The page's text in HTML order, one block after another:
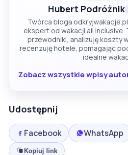
Hubert Podróżnik
Twórca bloga
ekspert od wakacji all inclusive.
przewodniki, analizuję koszty
recenzuję hotele, pomagając
idealne
Zobacz wszystkie wpisy
Udostępnij
Facebook WhatsApp
Kopiuj link